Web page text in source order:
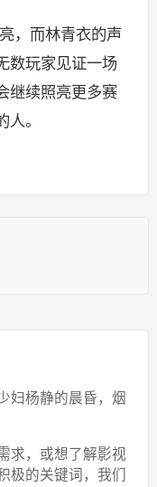
，而林青衣的声
数玩家见证一场
继续照亮更多赛
。
妇杨静的晨昏，烟
求，或想了解影视
极的关键词，我们